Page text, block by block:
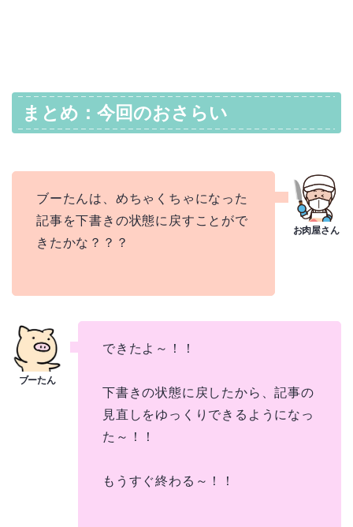
まとめ：今回のおさらい
ブーたんは、めちゃくちゃになった
記事を下書きの状態に戻すことがで
きたかな？？？
できたよ～！！
下書きの状態に戻したから、記事の
見直しをゆっくりできるようになっ
た～！！
もうすぐ終わる～！！